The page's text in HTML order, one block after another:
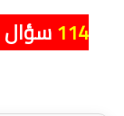
114سؤال